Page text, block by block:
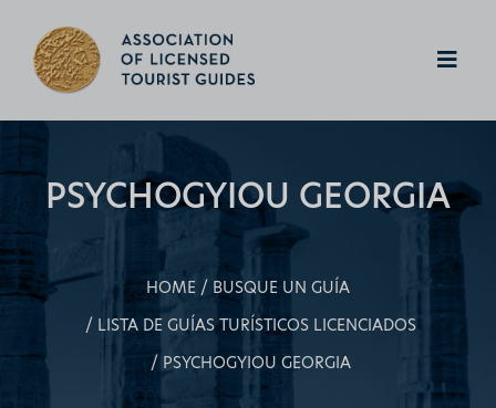
PSYCHOGYIOU GEORGIA
HOME
BUSQUE UN GUÍA
LISTA DE GUÍAS TURÍSTICOS LICENCIADOS
PSYCHOGYIOU GEORGIA